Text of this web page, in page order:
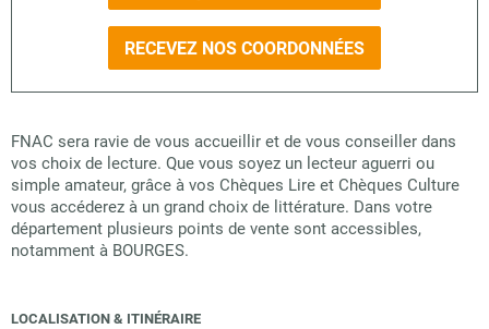
RECEVEZ NOS COORDONNÉES
FNAC sera ravie de vous accueillir et de vous conseiller dans
vos choix de lecture. Que vous soyez un lecteur aguerri ou
simple amateur, grâce à vos Chèques Lire et Chèques Culture
vous accéderez à un grand choix de littérature. Dans votre
département plusieurs points de vente sont accessibles,
notamment à BOURGES.
LOCALISATION & ITINÉRAIRE